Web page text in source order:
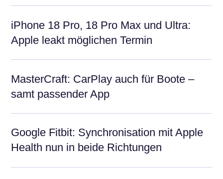
iPhone 18 Pro, 18 Pro Max und Ultra:
Apple leakt möglichen Termin
MasterCraft: CarPlay auch für Boote –
samt passender App
Google Fitbit: Synchronisation mit Apple
Health nun in beide Richtungen